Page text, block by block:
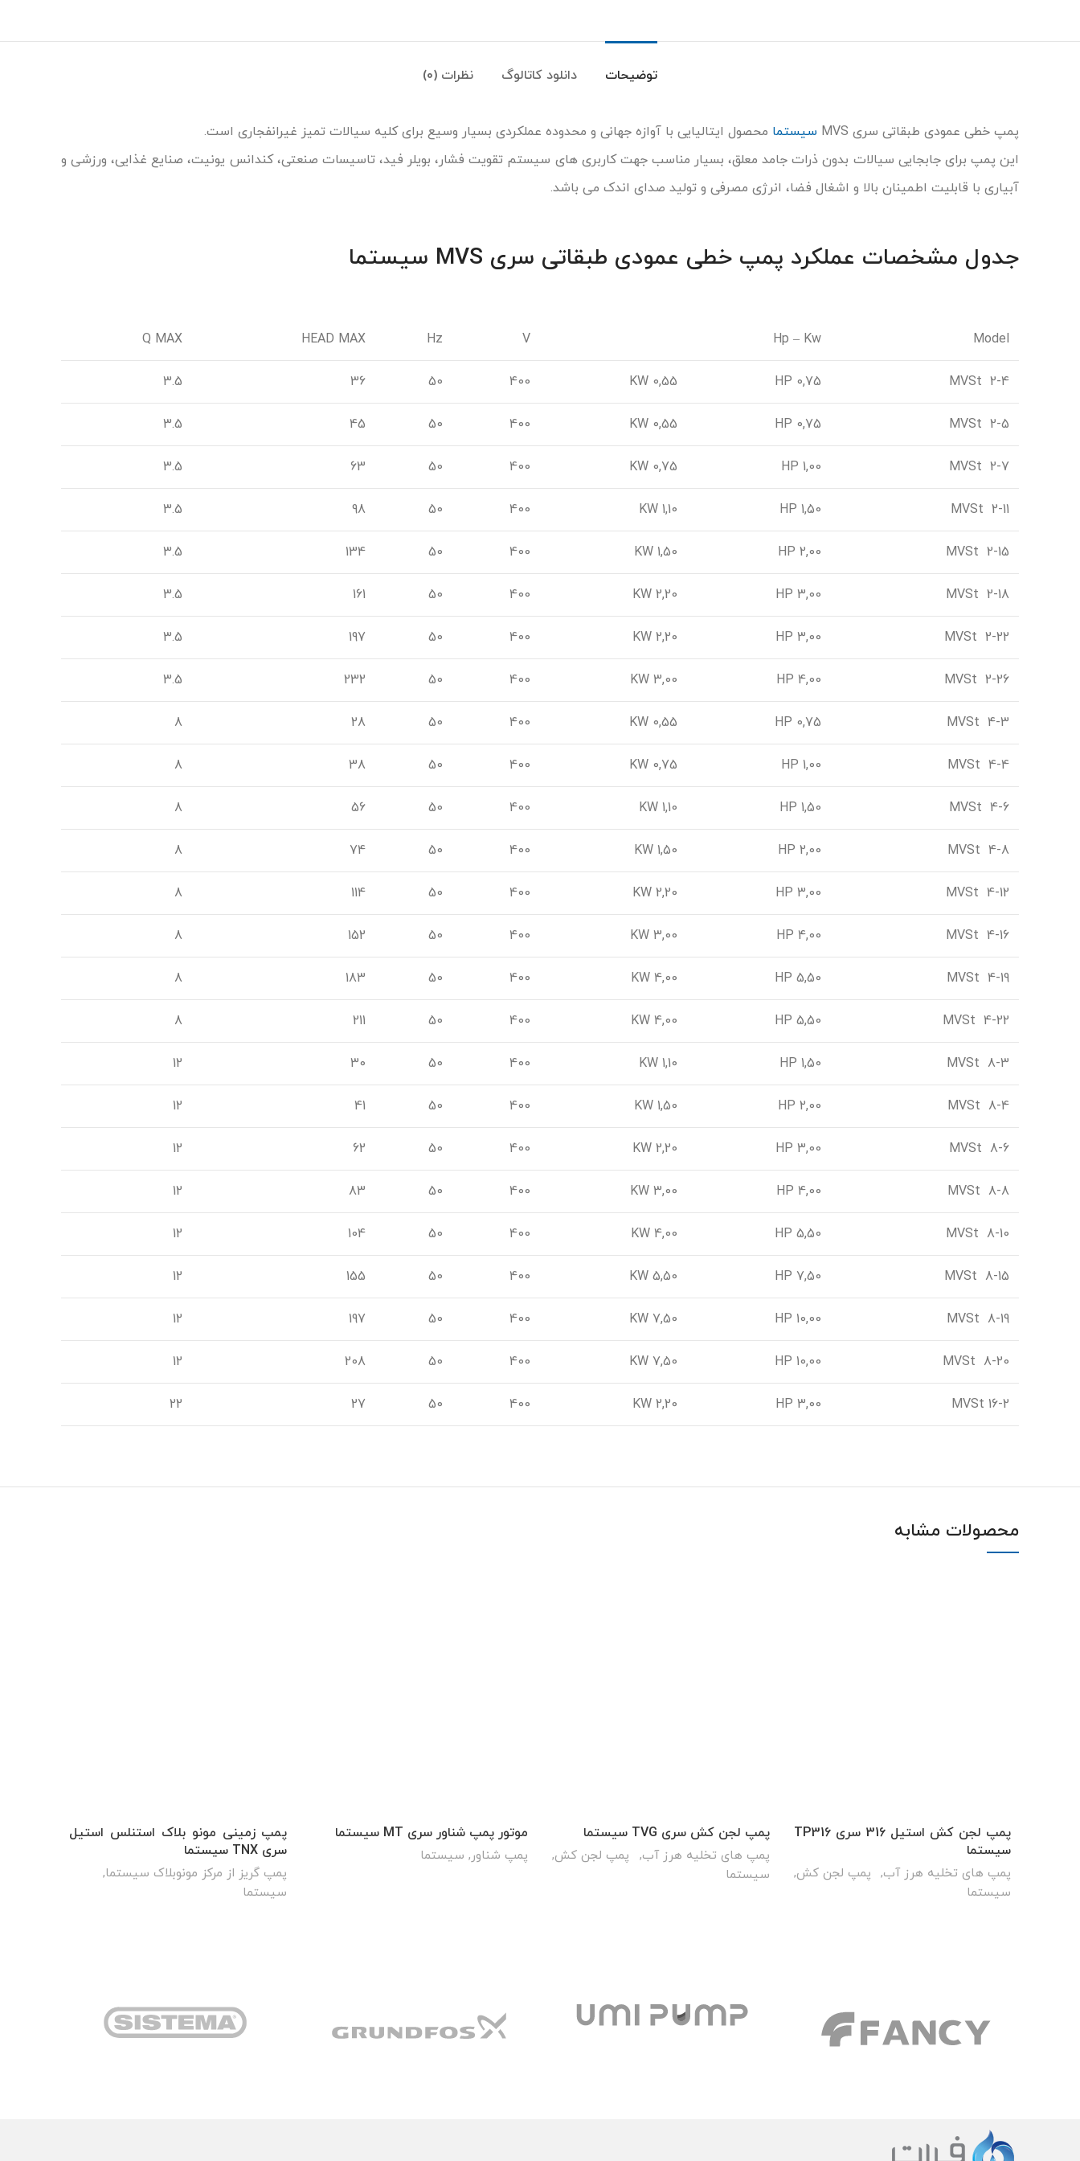
توضیحات دانلود کاتالوگ نظرات (0)
پمپ خطی عمودی طبقاتی سری MVS سیستما محصول ایتالیایی با آوازه جهانی و محدوده عملکردی بسیار وسیع برای کلیه سیالات تمیز غیرانفجاری است.
این پمپ برای جابجایی سیالات بدون ذرات جامد معلق، بسیار مناسب جهت کاربری های سیستم تقویت فشار، بویلر فید، تاسیسات صنعتی، کندانس یونیت، صنایع غذایی، ورزشی و
آبیاری با قابلیت اطمینان بالا و اشغال فضا، انرژی مصرفی و تولید صدای اندک می باشد.
جدول مشخصات عملکرد پمپ خطی عمودی طبقاتی سری MVS سیستما
Model
Hp – Kw
V
Hz
HEAD MAX
Q MAX
MVSt 2-4
0,75 HP
0,55 KW
400
50
36
3.5
MVSt 2-5
0,75 HP
0,55 KW
400
50
45
3.5
MVSt 2-7
1,00 HP
0,75 KW
400
50
63
3.5
MVSt 2-11
1,50 HP
1,10 KW
400
50
98
3.5
MVSt 2-15
2,00 HP
1,50 KW
400
50
134
3.5
MVSt 2-18
3,00 HP
2,20 KW
400
50
161
3.5
MVSt 2-22
3,00 HP
2,20 KW
400
50
197
3.5
MVSt 2-26
4,00 HP
3,00 KW
400
50
232
3.5
MVSt 4-3
0,75 HP
0,55 KW
400
50
28
8
MVSt 4-4
1,00 HP
0,75 KW
400
50
38
8
MVSt 4-6
1,50 HP
1,10 KW
400
50
56
8
MVSt 4-8
2,00 HP
1,50 KW
400
50
74
8
MVSt 4-12
3,00 HP
2,20 KW
400
50
114
8
MVSt 4-16
4,00 HP
3,00 KW
400
50
152
8
MVSt 4-19
5,50 HP
4,00 KW
400
50
183
8
MVSt 4-22
5,50 HP
4,00 KW
400
50
211
8
MVSt 8-3
1,50 HP
1,10 KW
400
50
30
12
MVSt 8-4
2,00 HP
1,50 KW
400
50
41
12
MVSt 8-6
3,00 HP
2,20 KW
400
50
62
12
MVSt 8-8
4,00 HP
3,00 KW
400
50
83
12
MVSt 8-10
5,50 HP
4,00 KW
400
50
104
12
MVSt 8-15
7,50 HP
5,50 KW
400
50
155
12
MVSt 8-19
10,00 HP
7,50 KW
400
50
197
12
MVSt 8-20
10,00 HP
7,50 KW
400
50
208
12
MVSt 16-2
3,00 HP
2,20 KW
400
50
27
22
محصولات مشابه
پمپ لجن کش استیل 316 سری TP316
سیستما
پمپ های تخلیه هرز آب, پمپ لجن کش,
سیستما
پمپ لجن کش سری TVG سیستما
پمپ های تخلیه هرز آب, پمپ لجن کش,
سیستما
موتور پمپ شناور سری MT سیستما
پمپ شناور, سیستما
پمپ زمینی مونو بلاک استنلس استیل
سری TNX سیستما
پمپ گریز از مرکز مونوبلاک سیستما,
سیستما